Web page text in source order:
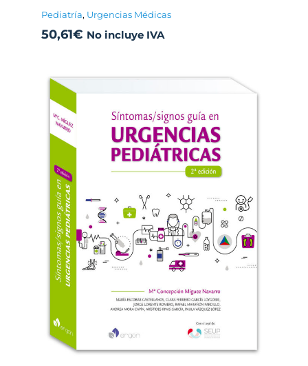
Pediatría, Urgencias Médicas
50,61€ No incluye IVA